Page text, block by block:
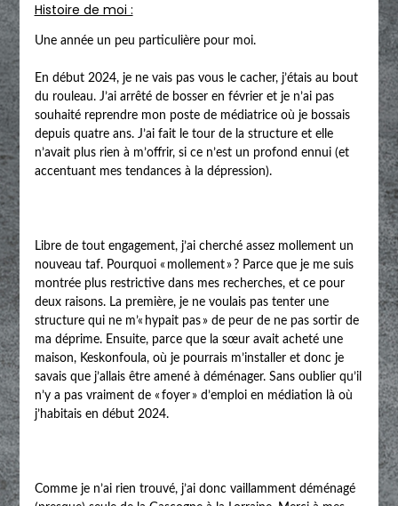
Histoire de moi :
Une année un peu particulière pour moi.
En début 2024, je ne vais pas vous le cacher, j’étais au bout
du rouleau. J’ai arrêté de bosser en février et je n’ai pas
souhaité reprendre mon poste de médiatrice où je bossais
depuis quatre ans. J’ai fait le tour de la structure et elle
n’avait plus rien à m’offrir, si ce n’est un profond ennui (et
accentuant mes tendances à la dépression).
Libre de tout engagement, j’ai cherché assez mollement un
nouveau taf. Pourquoi « mollement » ? Parce que je me suis
montrée plus restrictive dans mes recherches, et ce pour
deux raisons. La première, je ne voulais pas tenter une
structure qui ne m’« hypait pas » de peur de ne pas sortir de
ma déprime. Ensuite, parce que la sœur avait acheté une
maison, Keskonfoula, où je pourrais m’installer et donc je
savais que j’allais être amené à déménager. Sans oublier qu’il
n’y a pas vraiment de « foyer » d’emploi en médiation là où
j’habitais en début 2024.
Comme je n’ai rien trouvé, j’ai donc vaillamment déménagé